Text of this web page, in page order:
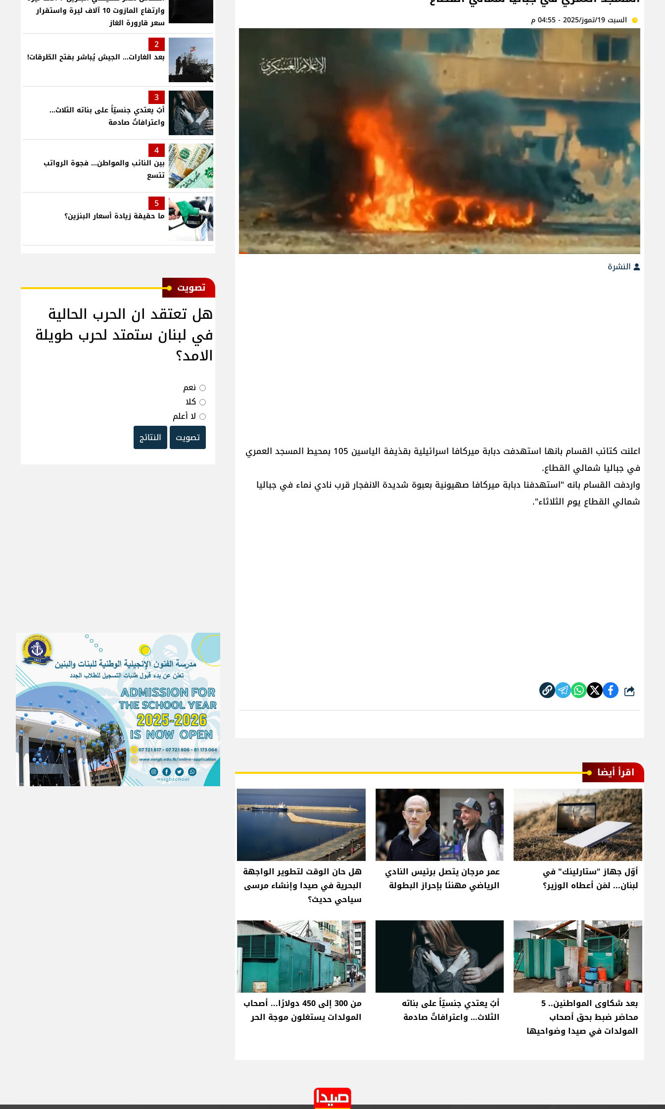
السبت 19/تموز/2025 - 04:55 م
النشرة
اعلنت ​كتائب القسام​ بانها استهدفت دبابة ميركافا اسرائيلية بقذيفة الياسين 105 بمحيط المسجد العمري
في جباليا شمالي القطاع.
واردفت القسام بانه "استهدفنا دبابة ميركافا صهيونية بعبوة شديدة الانفجار قرب نادي نماء في جباليا
شمالي القطاع يوم الثلاثاء".
شارك
اقرأ أيضا
أوّل جهاز "ستارلينك" في
لبنان... لمَن أعطاه الوزير؟
عمر مرجان يتصل برئيس النادي
الرياضي مهنئا بإحراز البطولة
هل حان الوقت لتطوير الواجهة
البحرية في صيدا وإنشاء مرسى
سياحي حديث؟
بعد شكاوى المواطنين.. 5
محاضر ضبط بحق أصحاب
المولدات في صيدا وضواحيها
أبٌ يعتدي جنسيّاً على بناته
الثلاث… واعترافاتٌ صادمة
من 300 إلى 450 دولارًا... أصحاب
المولدات يستغلون موجة الحر
وارتفاع المازوت 10 آلاف ليرة واستقرار
سعر قارورة الغاز
2
بعد الغارات... الجيش يُباشر بفتح الطّرقات!
3
أبٌ يعتدي جنسيّاً على بناته الثلاث…
واعترافاتٌ صادمة
4
بين النائب والمواطن... فجوة الرواتب
تتسع
5
ما حقيقة زيادة أسعار البنزين؟
ﺗﺼﻮﻳﺖ
هل تعتقد ان الحرب الحالية
في لبنان ستمتد لحرب طويلة
الامد؟
نعم
كلا
لا أعلم
تصويت
النتائج